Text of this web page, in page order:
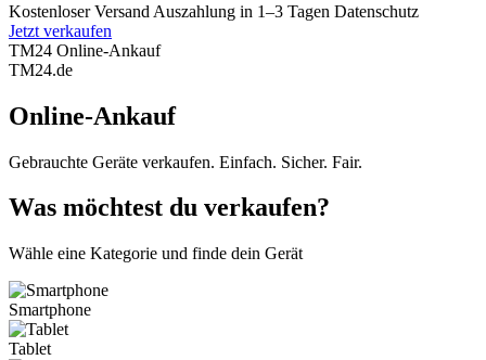
Kostenloser Versand Auszahlung in 1–3 Tagen Datenschutz
Jetzt verkaufen
TM24 Online-Ankauf
TM24.de
Online-Ankauf
Gebrauchte Geräte verkaufen. Einfach. Sicher. Fair.
Was möchtest du verkaufen?
Wähle eine Kategorie und finde dein Gerät
Smartphone
Tablet